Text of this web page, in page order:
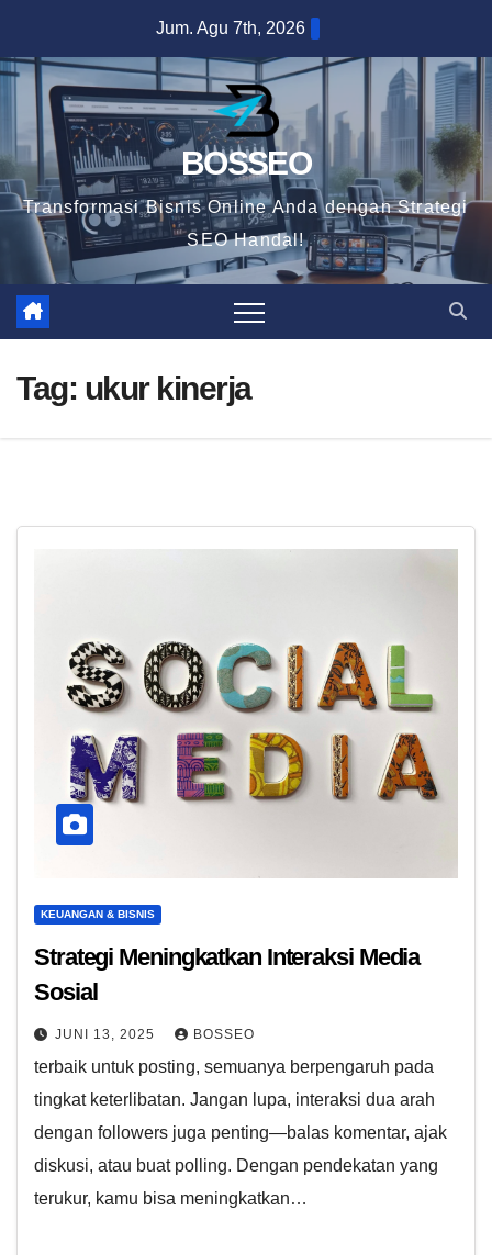
content
Jum. Agu 7th, 2026
BOSSEO
Transformasi Bisnis Online Anda dengan Strategi
SEO Handal!
Tag: ukur kinerja
KEUANGAN & BISNIS
Strategi Meningkatkan Interaksi Media
Sosial
JUNI 13, 2025 BOSSEO
terbaik untuk posting, semuanya berpengaruh pada
tingkat keterlibatan. Jangan lupa, interaksi dua arah
dengan followers juga penting—balas komentar, ajak
diskusi, atau buat polling. Dengan pendekatan yang
terukur, kamu bisa meningkatkan…